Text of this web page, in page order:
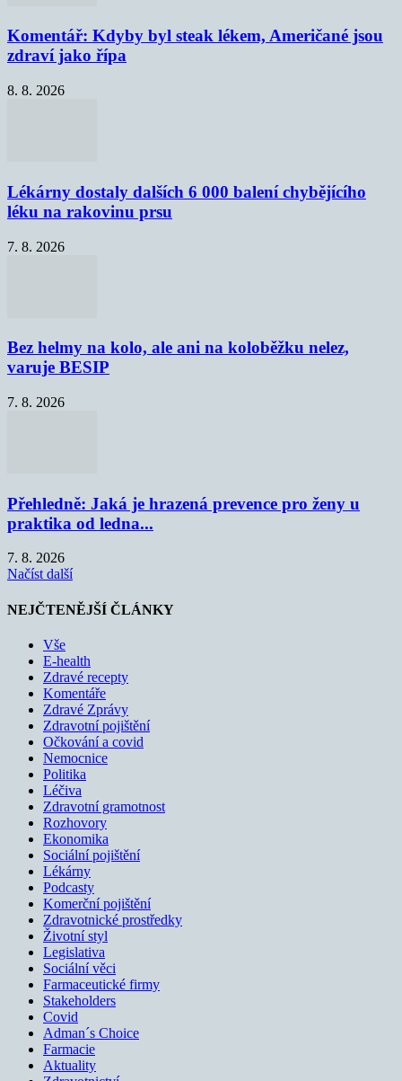
Komentář: Kdyby byl steak lékem, Američané jsou
zdraví jako řípa
8. 8. 2026
Lékárny dostaly dalších 6 000 balení chybějícího
léku na rakovinu prsu
7. 8. 2026
Bez helmy na kolo, ale ani na koloběžku nelez,
varuje BESIP
7. 8. 2026
Přehledně: Jaká je hrazená prevence pro ženy u
praktika od ledna...
7. 8. 2026
Načíst další
NEJČTENĚJŠÍ ČLÁNKY
Vše
E-health
Zdravé recepty
Komentáře
Zdravé Zprávy
Zdravotní pojištění
Očkování a covid
Nemocnice
Politika
Léčiva
Zdravotní gramotnost
Rozhovory
Ekonomika
Sociální pojištění
Lékárny
Podcasty
Komerční pojištění
Zdravotnické prostředky
Životní styl
Legislativa
Sociální věci
Farmaceutické firmy
Stakeholders
Covid
Adman´s Choice
Farmacie
Aktuality